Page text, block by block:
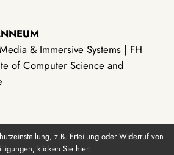
& Immersive Systems | FH
of Computer Science and
z.B. Erteilung oder Widerruf von
klicken Sie hier: